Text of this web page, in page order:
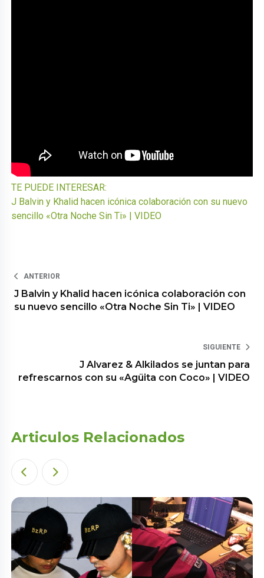
TE PUEDE INTERESAR:
J Balvin y Khalid hacen icónica colaboración con su nuevo
sencillo «Otra Noche Sin Ti» | VIDEO
ANTERIOR
J Balvin y Khalid hacen icónica colaboración con
su nuevo sencillo «Otra Noche Sin Ti» | VIDEO
SIGUIENTE
J Alvarez & Alkilados se juntan para
refrescarnos con su «Agüita con Coco» | VIDEO
Articulos Relacionados